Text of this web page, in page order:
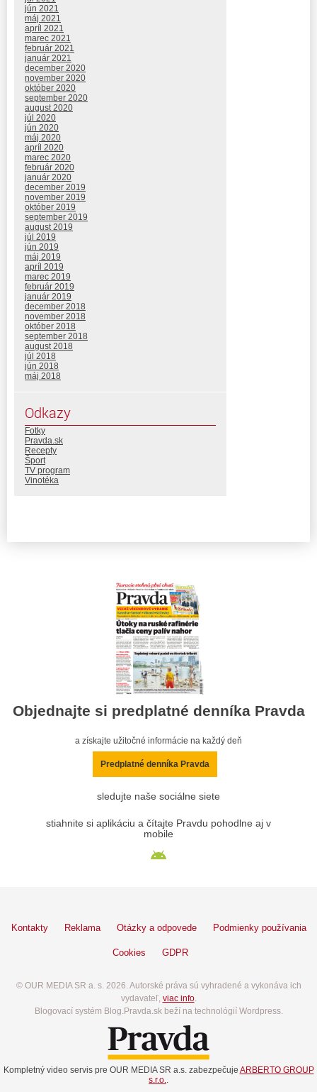
jún 2021
máj 2021
apríl 2021
marec 2021
február 2021
január 2021
december 2020
november 2020
október 2020
september 2020
august 2020
júl 2020
jún 2020
máj 2020
apríl 2020
marec 2020
február 2020
január 2020
december 2019
november 2019
október 2019
september 2019
august 2019
júl 2019
jún 2019
máj 2019
apríl 2019
marec 2019
február 2019
január 2019
december 2018
november 2018
október 2018
september 2018
august 2018
júl 2018
jún 2018
máj 2018
Odkazy
Fotky
Pravda.sk
Recepty
Šport
TV program
Vinotéka
Objednajte si predplatné denníka Pravda
a získajte užitočné informácie na každý deň
Predplatné denníka Pravda
sledujte naše sociálne siete
stiahnite si aplikáciu a čítajte Pravdu pohodlne aj v
mobile
Kontakty Reklama Otázky a odpovede Podmienky používania
Cookies GDPR
© OUR MEDIA SR a. s. 2026. Autorské práva sú vyhradené a vykonáva ich
vydavateľ, viac info.
Blogovací systém Blog.Pravda.sk beží na technológií Wordpress.
Kompletný video servis pre OUR MEDIA SR a.s. zabezpečuje ARBERTO GROUP
s.r.o..